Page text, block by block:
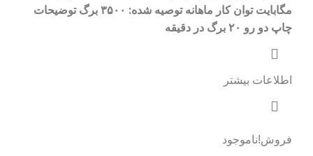
مگابایت توان کار ماهانه توصیه شده: ۳۵۰۰ برگ توضیحات
چاپ دو رو ۲۰ برگ در دقیقه
اطلاعات بیشتر
فروش!ناموجود